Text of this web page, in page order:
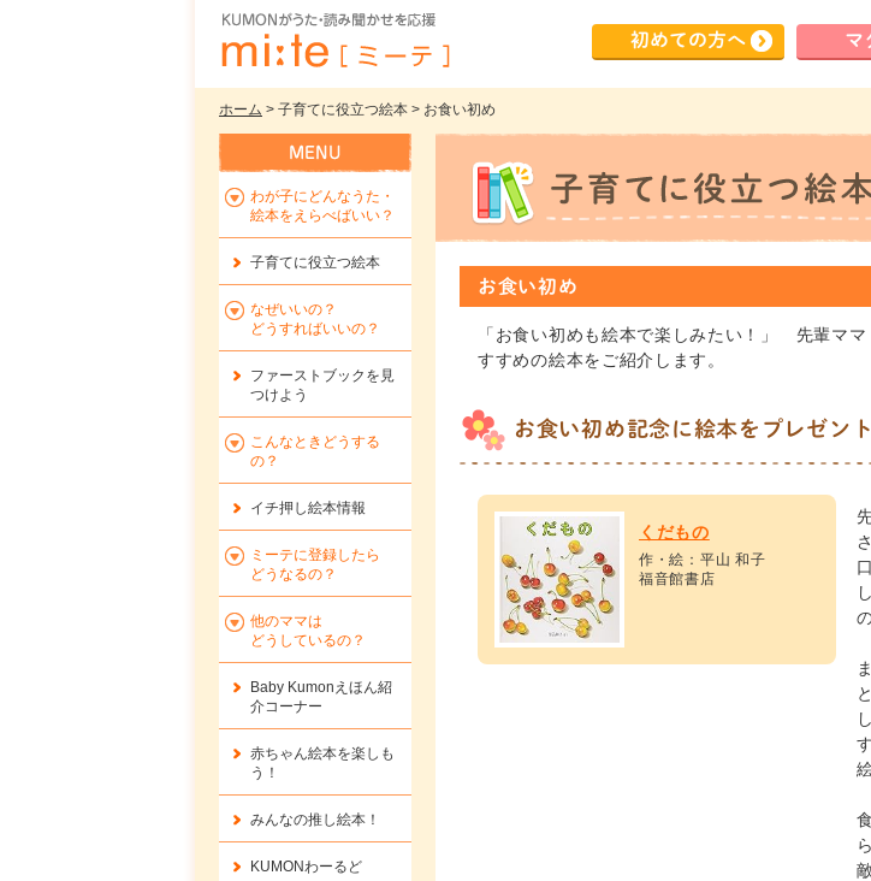
初めての方へ マ
ホーム > 子育てに役立つ絵本 > お食い初め
お食い初め
「お食い初めも絵本で楽しみたい！」 先輩マ
すすめの絵本をご紹介します。
お食い初め記念に絵本をプレゼント
くだもの
作・絵：平山 和子
福音館書店
わが子にどんなうた・
絵本をえらべばいい？
子育てに役立つ絵本
なぜいいの？
どうすればいいの？
ファーストブックを 見
つけよう
こんなときどうする
の？
イチ押し絵本情報
ミーテに登録したら
どうなるの？
他のママは
どうしているの？
Baby Kumonえほん紹
介コーナー
赤ちゃん絵本を楽しも
う！
みんなの推し絵本！
KUMONわーるど